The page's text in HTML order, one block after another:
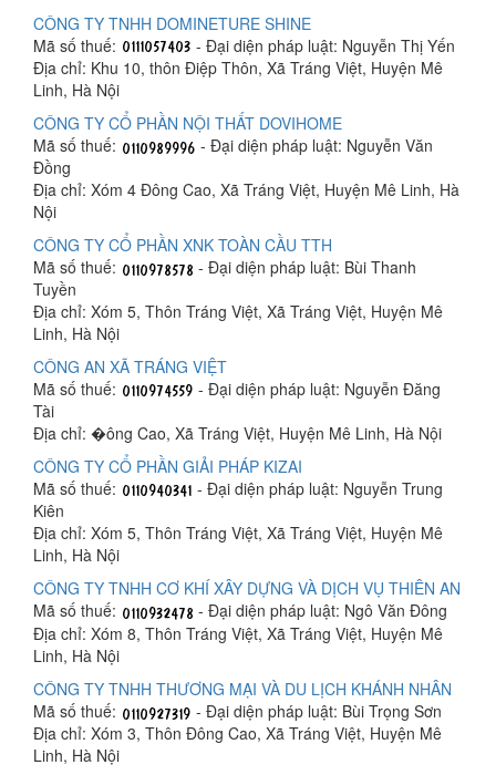
CÔNG TY TNHH DOMINETURE SHINE
Mã số thuế:
- Đại diện pháp luật: Nguyễn Thị Yến
Địa chỉ: Khu 10, thôn Điệp Thôn, Xã Tráng Việt, Huyện Mê
Linh, Hà Nội
CÔNG TY CỔ PHẦN NỘI THẤT DOVIHOME
Mã số thuế:
- Đại diện pháp luật: Nguyễn Văn
Đồng
Địa chỉ: Xóm 4 Đông Cao, Xã Tráng Việt, Huyện Mê Linh, Hà
Nội
CÔNG TY CỔ PHẦN XNK TOÀN CẦU TTH
Mã số thuế:
- Đại diện pháp luật: Bùi Thanh
Tuyền
Địa chỉ: Xóm 5, Thôn Tráng Việt, Xã Tráng Việt, Huyện Mê
Linh, Hà Nội
CÔNG AN XÃ TRÁNG VIỆT
Mã số thuế:
- Đại diện pháp luật: Nguyễn Đăng
Tài
Địa chỉ: �ông Cao, Xã Tráng Việt, Huyện Mê Linh, Hà Nội
CÔNG TY CỔ PHẦN GIẢI PHÁP KIZAI
Mã số thuế:
- Đại diện pháp luật: Nguyễn Trung
Kiên
Địa chỉ: Xóm 5, Thôn Tráng Việt, Xã Tráng Việt, Huyện Mê
Linh, Hà Nội
CÔNG TY TNHH CƠ KHÍ XÂY DỰNG VÀ DỊCH VỤ THIÊN AN
Mã số thuế:
- Đại diện pháp luật: Ngô Văn Đông
Địa chỉ: Xóm 8, Thôn Tráng Việt, Xã Tráng Việt, Huyện Mê
Linh, Hà Nội
CÔNG TY TNHH THƯƠNG MẠI VÀ DU LỊCH KHÁNH NHÂN
Mã số thuế:
- Đại diện pháp luật: Bùi Trọng Sơn
Địa chỉ: Xóm 3, Thôn Đông Cao, Xã Tráng Việt, Huyện Mê
Linh, Hà Nội